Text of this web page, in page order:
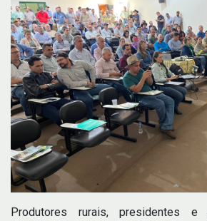
Produtores rurais, presidentes e